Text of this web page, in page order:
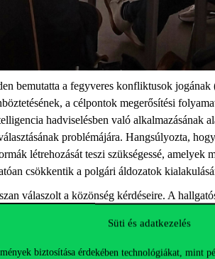
Süti és adatkezelés
biztosítása érdekében technológiákat, mint
bemutatta a fegyveres konfliktusok
a célpontok megerősítési
hadviselésben való alkalmazásának
problémájára. Hangsúlyozta,
létrehozását teszi szükségessé, amelyek
csökkentik a polgári áldozatok
válaszolt a közönség kérdéseire. A
is részt vett – számos kérdést tett fel, a
alkalmazásától kezdve a mesterséges
során.